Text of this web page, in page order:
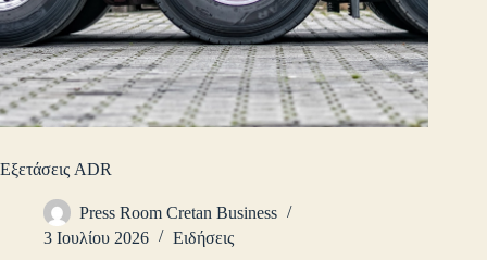
Εξετάσεις ADR
Press Room Cretan Business
3 Ιουλίου 2026
Ειδήσεις